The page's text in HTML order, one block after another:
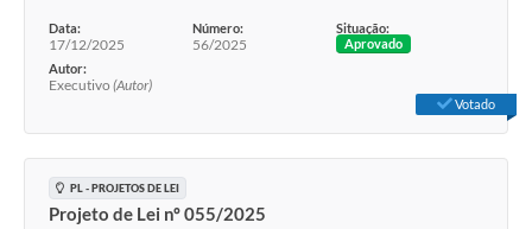
Data:
17/12/2025
Número:
56/2025
Situação:
Aprovado
Autor:
Executivo (Autor)
Votado
PL - PROJETOS DE LEI
Projeto de Lei nº 055/2025